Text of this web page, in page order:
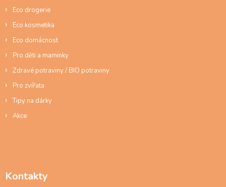
Eco drogerie
Eco kosmetika
Eco domácnost
Pro děti a maminky
Zdravé potraviny / BIO potraviny
Pro zvířata
Tipy na dárky
Akce
Kontakty